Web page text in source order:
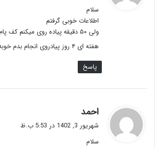
سلام
اطلاعات خوبی گرفتم
ولی ۵۰ دقیقه پیاده روی میکنم کف پام تاول میزنه
هفته ای ۴ روز پیادروی انجام بدم خوبه ؟؟
پاسخ
احمد
ت
شهریور 3, 1402 در 5:53 ب.ظ
سلام